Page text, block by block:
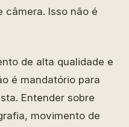
câmera. Isso não é
de alta qualidade e
é mandatório para
Entender sobre
movimento de